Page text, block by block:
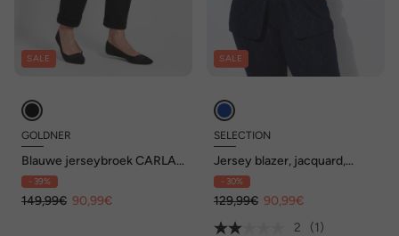
SALE
GOLDNER
Blauwe jerseybroek CARLA
van viscose mix
- 39%
149,99€ 90,99€
SALE
SELECTION
Jersey blazer, jacquard,
reverskraag, lange mouw
- 30%
129,99€ 90,99€
2
(1)